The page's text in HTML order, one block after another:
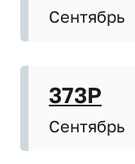
Сентябрь
373P
Сентябрь